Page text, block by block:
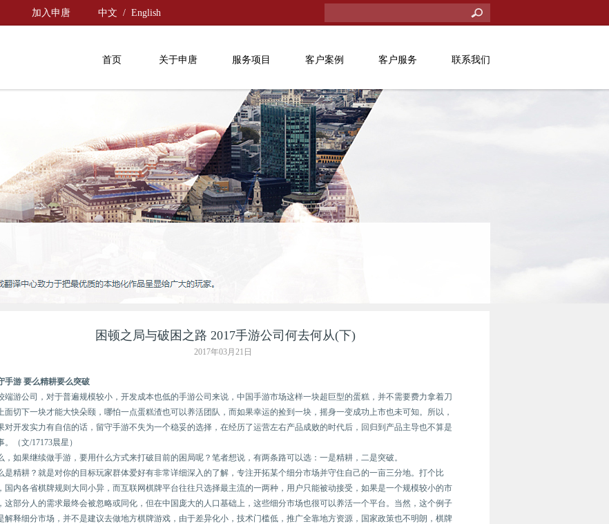
加入申唐 中文 / English
首页 关于申唐 服务项目 客户案例 客户服务 联系我们
困顿之局与破困之路 2017手游公司何去何从(下)
2017年03月21日
手游 要么精耕要么突破
端游公司，对于普遍规模较小，开发成本也低的手游公司来说，中国手游市场这样一块超巨型的蛋糕，并不需要费力拿着刀
面切下一块才能大快朵颐，哪怕一点蛋糕渣也可以养活团队，而如果幸运的捡到一块，摇身一变成功上市也未可知。所以，
对开发实力有自信的话，留守手游不失为一个稳妥的选择，在经历了运营左右产品成败的时代后，回归到产品主导也不算是
。（文/17173晨星）
，如果继续做手游，要用什么方式来打破目前的困局呢？笔者想说，有两条路可以选：一是精耕，二是突破。
是精耕？就是对你的目标玩家群体爱好有非常详细深入的了解，专注开拓某个细分市场并守住自己的一亩三分地。打个比
国内各省棋牌规则大同小异，而互联网棋牌平台往往只选择最主流的一两种，用户只能被动接受，如果是一个规模较小的市
这部分人的需求最终会被忽略或同化，但在中国庞大的人口基础上，这些细分市场也很可以养活一个平台。当然，这个例子
解释细分市场，并不是建议去做地方棋牌游戏，由于差异化小，技术门槛低，推广全靠地方资源，国家政策也不明朗，棋牌